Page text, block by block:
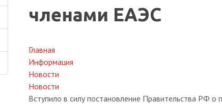
членами ЕАЭС
Главная
Информация
Новости
Новости
Вступило в силу постановление Правительства РФ о